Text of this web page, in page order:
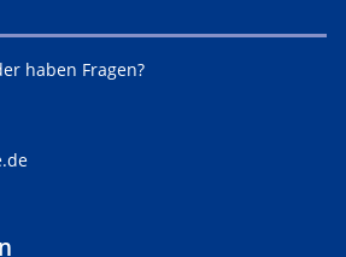
haben Fragen?